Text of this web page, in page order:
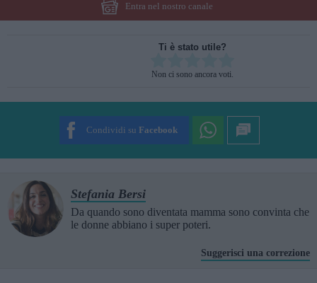
Entra nel nostro canale
Ti è stato utile?
Non ci sono ancora voti.
Condividi su Facebook
Stefania Bersi
Da quando sono diventata mamma sono convinta che
le donne abbiano i super poteri.
Suggerisci una correzione